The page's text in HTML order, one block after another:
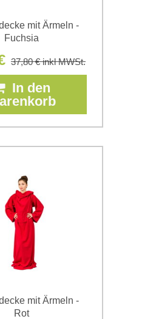
mit Ärmeln -
Fuchsia
37,80 €inkl MWSt.
In den
mit Ärmeln -
Rot